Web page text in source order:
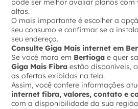
pode ser melhor avaliar planos com
altas.
O mais importante é escolher a
seu consumo e confirmar se a
seu endereço.
Consulte Giga Mais internet em
Se você mora em Bertioga e quer
Giga Mais Fibra estão disponíveis,
as ofertas exibidas na tela.
Assim, você confere informações
internet fibra, valores, contato e
com a disponibilidade da sua